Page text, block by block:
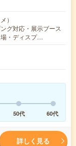
）
グ対応・展示ブース
・ディスプ…
50代 60代
詳しく見る